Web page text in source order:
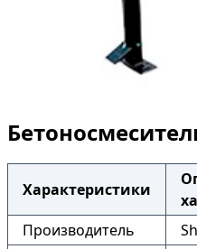
Характеристики
Производитель